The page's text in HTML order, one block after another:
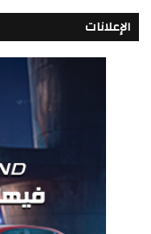
الإعلانات